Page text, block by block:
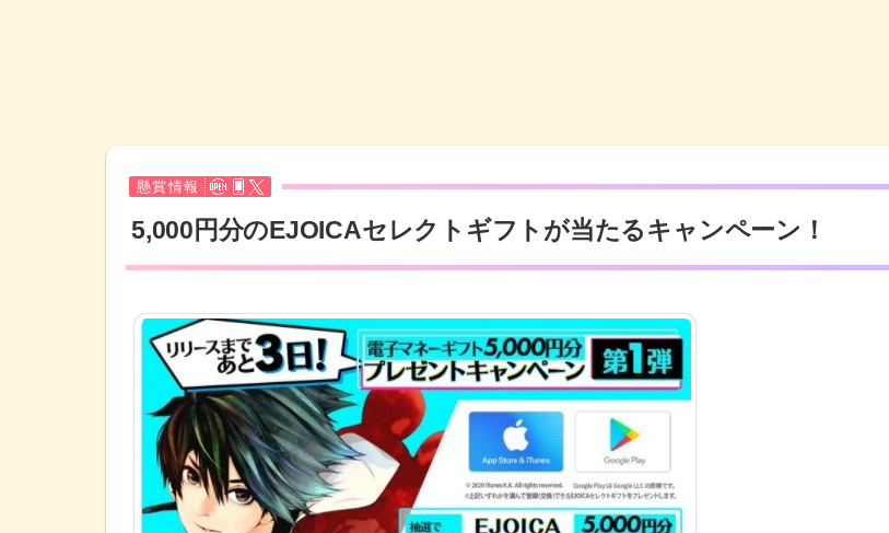
懸賞情報
5,000円分のEJOICAセレクトギフトが当たるキャンペーン！